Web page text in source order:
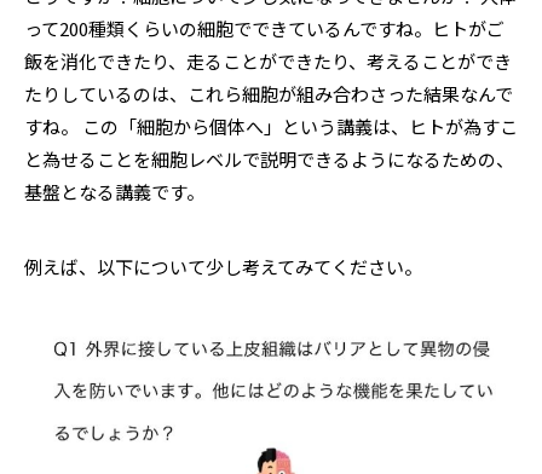
って200種類くらいの細胞でできているんですね。ヒトがご
飯を消化できたり、走ることができたり、考えることができ
たりしているのは、これら細胞が組み合わさった結果なんで
すね。 この「細胞から個体へ」という講義は、ヒトが為すこ
と為せることを細胞レベルで説明できるようになるための、
基盤となる講義です。
例えば、以下について少し考えてみてください。